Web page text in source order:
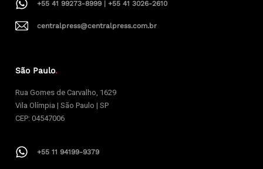
+55 41 99273-8999 | +55 41 3026-2610
centralpress@centralpress.com.br
São Paulo.
Rua Gomes de Carvalho, 1629
Vila Olímpia | São Paulo | SP
CEP: 04547006
+55 11 94199-9379